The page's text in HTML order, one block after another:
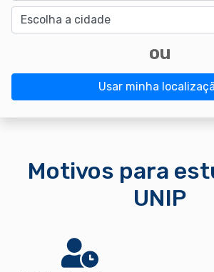
Cidade
ou
Usar minha
Motivos para
UNIP